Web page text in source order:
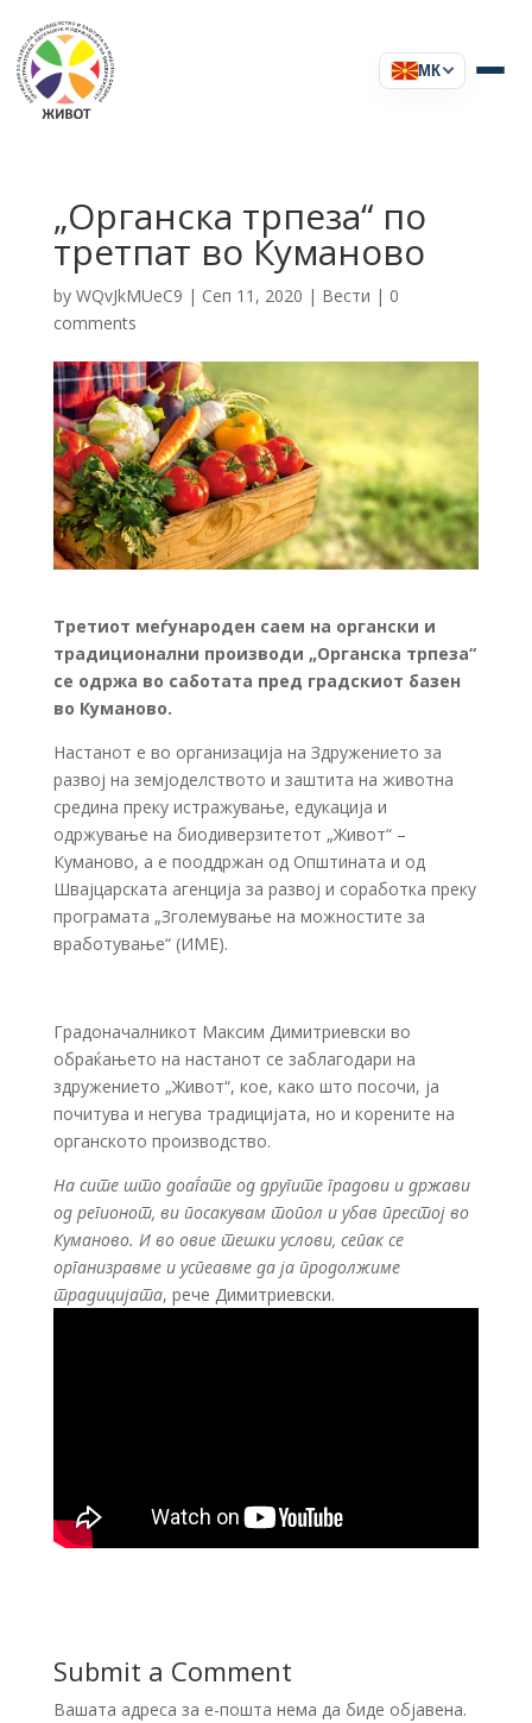
МК
„Органска трпеза“ по
третпат во Куманово
by WQvJkMUeC9 | Сеп 11, 2020 | Вести | 0
comments
Третиот меѓународен саем на органски и
традиционални производи „Органска трпеза“
се одржа во саботата пред градскиот базен
во Куманово.
Настанот е во организација на Здружението за
развој на земјоделството и заштита на животна
средина преку истражување, едукација и
одржување на биодиверзитетот „Живот“ –
Куманово, а е пооддржан од Општината и од
Швајцарската агенција за развој и соработка преку
програмата „Зголемување на можностите за
вработување“ (ИМЕ).
Градоначалникот Максим Димитриевски во
обраќањето на настанот се заблагодари на
здружението „Живот“, кое, како што посочи, ја
почитува и негува традицијата, но и корените на
органското производство.
На сите што доаѓате од другите градови и држави
од регионот, ви посакувам топол и убав престој во
Куманово. И во овие тешки услови, сепак се
организравме и успеавме да ја продолжиме
традицијата, рече Димитриевски.
Submit a Comment
Вашата адреса за е-пошта нема да биде објавена.